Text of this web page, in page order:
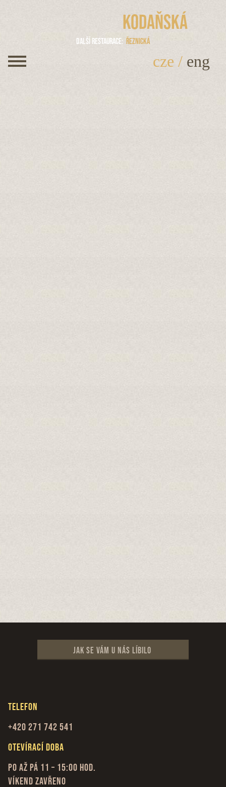
Kodaňská
Další restaurace Řeznická
cze / eng
Jak se vám u nás líbilo
Telefon
+420 271 742 541
Otevírací doba
Po až Pá 11 – 15:00 hod.
Víkend zavřeno